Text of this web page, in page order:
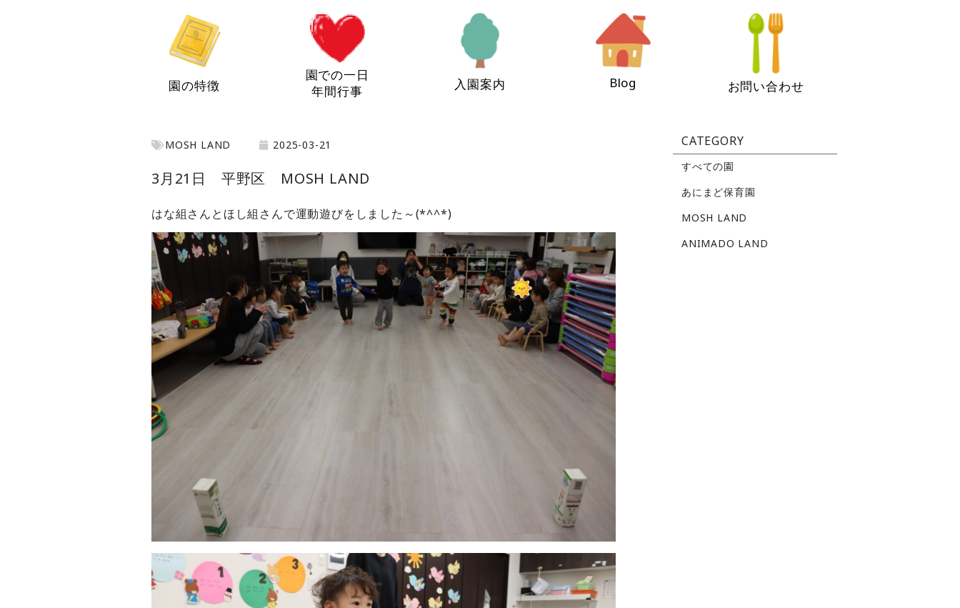
園の特徴
園での一日
年間行事
入園案内 Blog お問い合わせ
MOSH LAND 2025-03-21
3月21日 平野区 MOSH LAND
はな組さんとほし組さんで運動遊びをしました～(*^^*)
CATEGORY
すべての園
あにまど保育園
MOSH LAND
ANIMADO LAND